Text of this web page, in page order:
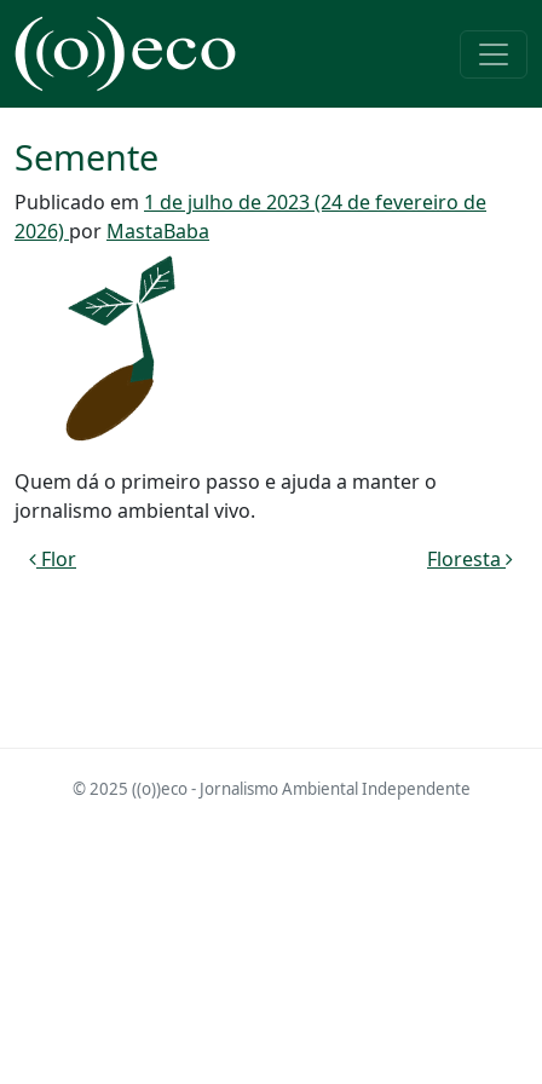
Pular para o conteúdo
Navegação principal
Semente
Publicado em 1 de julho de 2023(24 de fevereiro de
2026) por MastaBaba
Quem dá o primeiro passo e ajuda a manter o
jornalismo ambiental vivo.
Navegação de post
Flor Floresta
© 2025 ((o))eco - Jornalismo Ambiental Independente